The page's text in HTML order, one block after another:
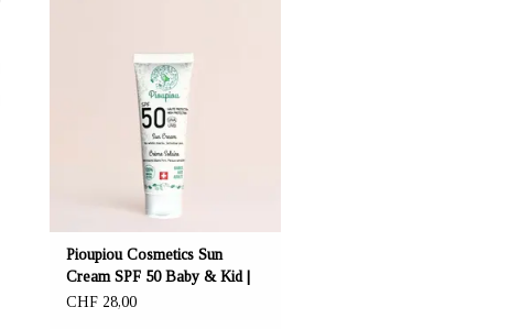
Sonnencreme mit LSF50 schützt dank
100% mineralischer Filter. Hergestellt in
der Schweiz. In zwei Grössen 50 und
100 ml erhältlich.
Pioupiou Cosmetics Sun
Cream SPF 50 Baby & Kid |
Mineral and Natural
CHF 28,00